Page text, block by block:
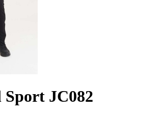
Sport JC082